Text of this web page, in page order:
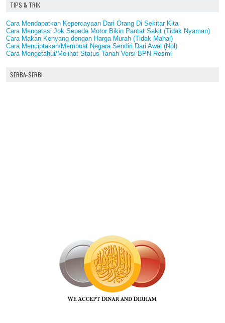
TIPS & TRIK
Cara Mendapatkan Kepercayaan Dari Orang Di Sekitar Kita
Cara Mengatasi Jok Sepeda Motor Bikin Pantat Sakit (Tidak Nyaman)
Cara Makan Kenyang dengan Harga Murah (Tidak Mahal)
Cara Menciptakan/Membuat Negara Sendiri Dari Awal (Nol)
Cara Mengetahui/Melihat Status Tanah Versi BPN Resmi
SERBA-SERBI